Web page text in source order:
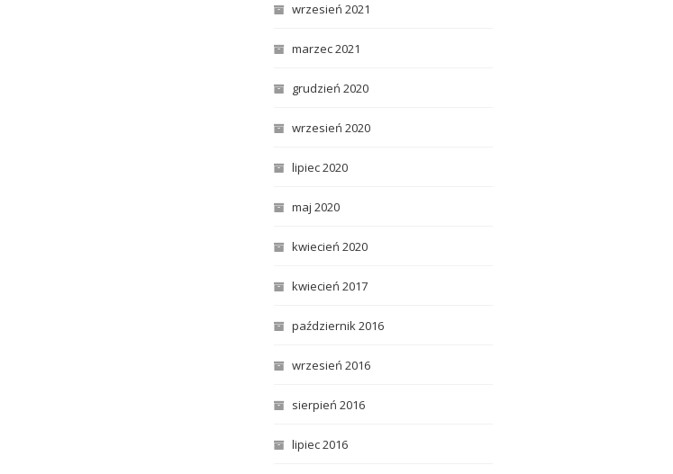
wrzesień 2021
marzec 2021
grudzień 2020
wrzesień 2020
lipiec 2020
maj 2020
kwiecień 2020
kwiecień 2017
październik 2016
wrzesień 2016
sierpień 2016
lipiec 2016